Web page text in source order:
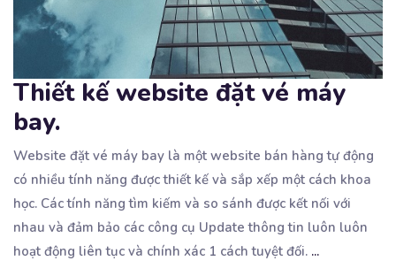
Thiết kế website đặt vé máy
bay.
Website đặt vé máy bay là một website bán hàng tự động
có nhiều tính năng được thiết kế và sắp xếp một cách khoa
học. Các tính năng tìm kiếm và so sánh được kết nối với
nhau và đảm bảo các công cụ Update thông tin luôn luôn
hoạt động liên tục và chính xác 1 cách tuyệt đối. ...